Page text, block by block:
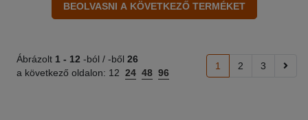
Ábrázolt 1 - 12 -ból / -ből 26
a következő oldalon: 12 24 48 96
1 2 3